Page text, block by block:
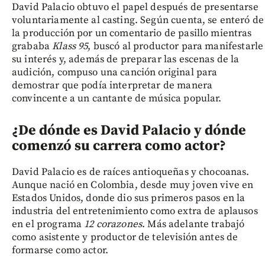
David Palacio obtuvo el papel después de presentarse
voluntariamente al casting. Según cuenta, se enteró de
la producción por un comentario de pasillo mientras
grababaKlass 95, buscó al productor para manifestarle
su interés y, además de preparar las escenas de la
audición, compuso una canción original para
demostrar que podía interpretar de manera
convincente a un cantante de música popular.
¿De dónde es David Palacio y dónde
comenzó su carrera como actor?
David Palacio es de raíces antioqueñas y chocoanas.
Aunque nació en Colombia, desde muy joven vive en
Estados Unidos, donde dio sus primeros pasos en la
industria del entretenimiento como extra de aplausos
en el programa 12 corazones. Más adelante trabajó
como asistente y productor de televisión antes de
formarse como actor.